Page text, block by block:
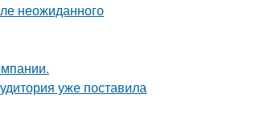
неожиданного
уже поставила